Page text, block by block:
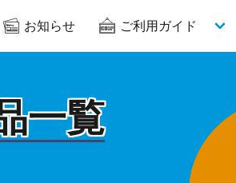
お知らせ ご利用ガイド
一覧